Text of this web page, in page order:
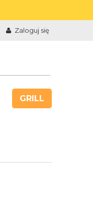
Zaloguj się
GRILL